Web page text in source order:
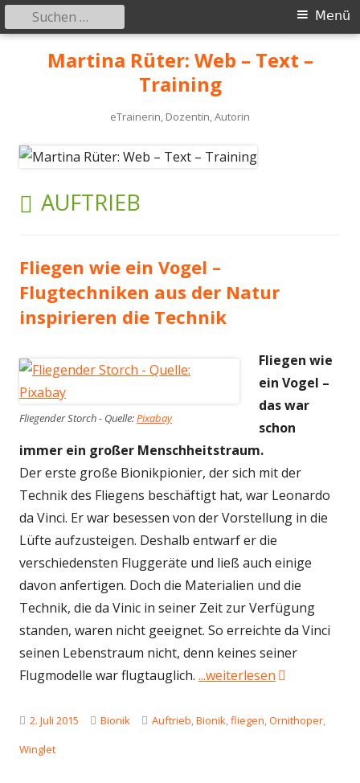
Martina Rüter: Web – Text –
Training
eTrainerin, Dozentin, Autorin
Primäres
Menü
Menü
Suchen
nach:
SCHLAGWORT:
AUFTRIEB
Fliegen wie ein Vogel –
Flugtechniken aus der Natur
inspirieren die Technik
Fliegender Storch - Quelle:Pixabay
Fliegen wie
ein Vogel –
das war
schon
immer ein großer Menschheitstraum.
Der erste große Bionikpionier, der sich mit der
Technik des Fliegens beschäftigt hat, war Leonardo
da Vinci. Er war besessen von der Vorstellung in die
Lüfte aufzusteigen. Deshalb entwarf er die
verschiedensten Fluggeräte und ließ auch einige
davon anfertigen. Doch die Materialien und die
Technik, die da Vinic in seiner Zeit zur Verfügung
standen, waren nicht geeignet. So erreichte da Vinci
seinen Lebenstraum nicht, denn keines seiner
Flugmodelle war flugtauglich. ...weiterlesen "Fliegen wie
Veröffentlicht
am
2. Juli 2015 Kategorien
Bionik Schlagwörter
Auftrieb,Bionik,fliegen,Ornithoper,
Winglet